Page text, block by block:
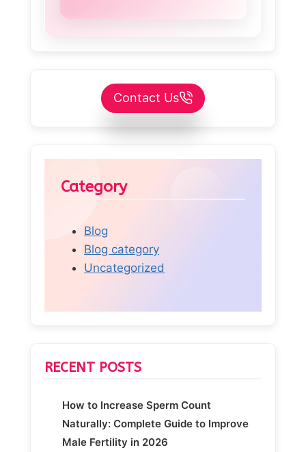
Contact Us
Category
Blog
Blog category
Uncategorized
RECENT POSTS
How to Increase Sperm Count
Naturally: Complete Guide to Improve
Male Fertility in 2026